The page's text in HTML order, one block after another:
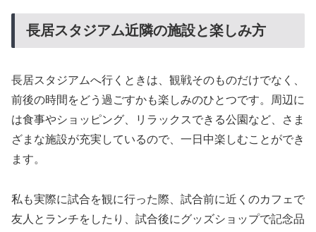
長居スタジアム近隣の施設と楽しみ方
長居スタジアムへ行くときは、観戦そのものだけでなく、
前後の時間をどう過ごすかも楽しみのひとつです。周辺に
は食事やショッピング、リラックスできる公園など、さま
ざまな施設が充実しているので、一日中楽しむことができ
ます。
私も実際に試合を観に行った際、試合前に近くのカフェで
友人とランチをしたり、試合後にグッズショップで記念品